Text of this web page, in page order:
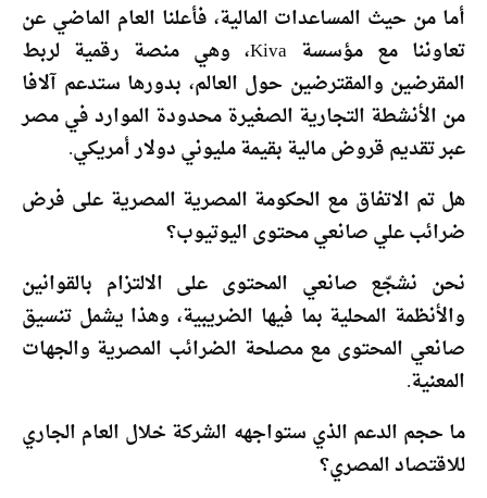
أما من حيث المساعدات المالية، فأعلنا العام الماضي عن
تعاوننا مع مؤسسة Kiva، وهي منصة رقمية لربط
المقرضين والمقترضين حول العالم، بدورها ستدعم آلافا
من الأنشطة التجارية الصغيرة محدودة الموارد في مصر
عبر تقديم قروض مالية بقيمة مليوني دولار أمريكي.
هل تم الاتفاق مع الحكومة المصرية المصرية على فرض
ضرائب علي صانعي محتوى اليوتيوب؟
نحن نشجّع صانعي المحتوى على الالتزام بالقوانين
والأنظمة المحلية بما فيها الضريبية، وهذا يشمل تنسيق
صانعي المحتوى مع مصلحة الضرائب المصرية والجهات
المعنية.
ما حجم الدعم الذي ستواجهه الشركة خلال العام الجاري
للاقتصاد المصري؟